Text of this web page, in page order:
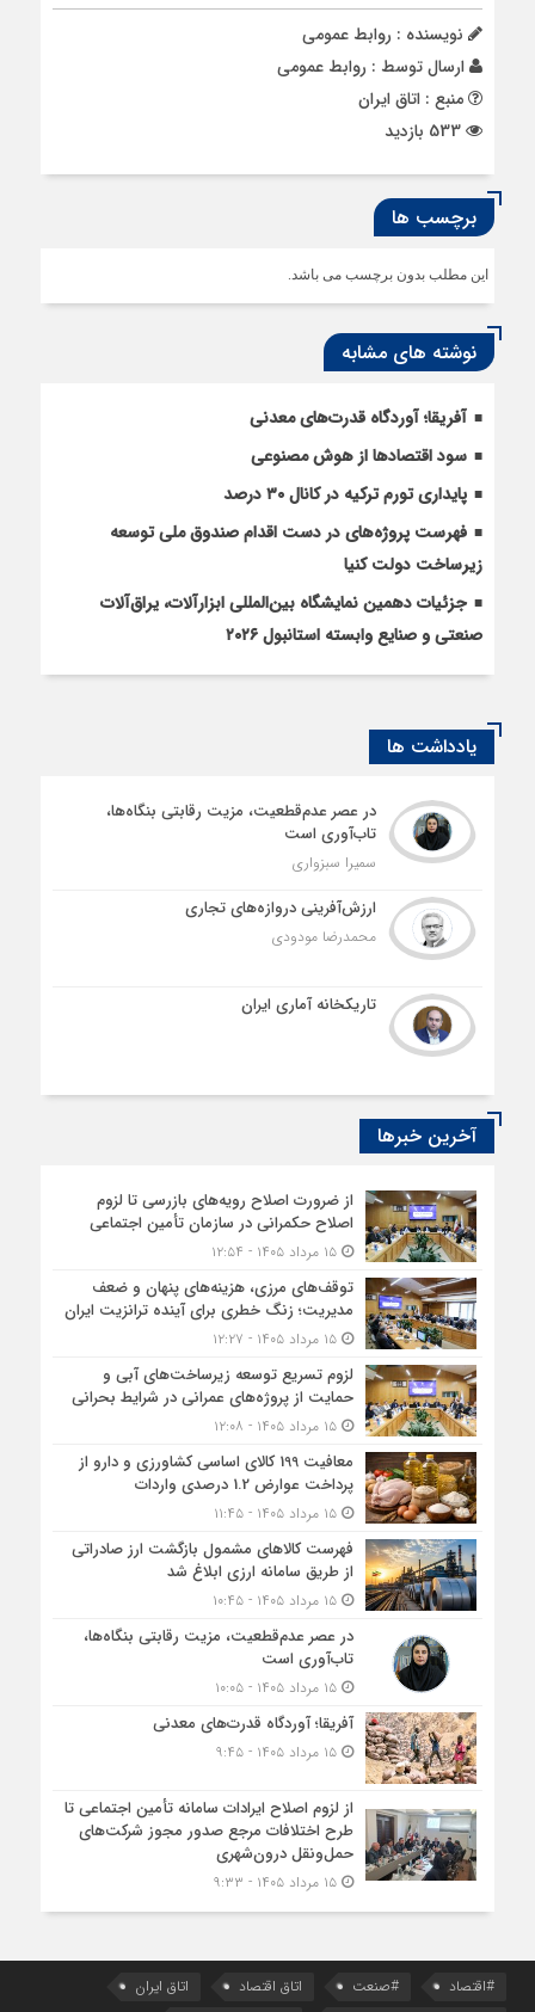
نویسنده : روابط عمومی
ارسال توسط : روابط عمومی
منبع : اتاق ایران
برچسب ها
این مطلب بدون برچسب می باشد.
نوشته های مشابه
آفریقا؛ آوردگاه قدرت‌های معدنی
سود اقتصاد‌ها از هوش مصنوعی
پایداری تورم ترکیه در کانال ۳۰ درصد
فهرست پروژه‌های در دست اقدام صندوق ملی توسعه
زیرساخت دولت کنیا
جزئیات دهمین نمایشگاه بین‌المللی ابزارآلات، یراق‌آلات
صنعتی و صنایع وابسته استانبول ۲۰۲۶
یادداشت ها
در عصر عدم‌قطعیت، مزیت رقابتی بنگاه‌ها،
تاب‌آوری است
سمیرا سبزواری
ارزش‌آفرینی دروازه‌های تجاری
محمدرضا مودودی
تاریکخانه آماری ایران
آخرین خبرها
از ضرورت اصلاح رویه‌های بازرسی تا لزوم
اصلاح حکمرانی در سازمان تأمین اجتماعی
۱۵ مرداد ۱۴۰۵ - ۱۲:۵۴
توقف‌های مرزی، هزینه‌های پنهان و ضعف
مدیریت؛ زنگ خطری برای آینده ترانزیت ایران
۱۵ مرداد ۱۴۰۵ - ۱۲:۲۷
لزوم تسریع توسعه زیرساخت‌های آبی و
حمایت از پروژه‌های عمرانی در شرایط بحرانی
۱۵ مرداد ۱۴۰۵ - ۱۲:۰۸
معافیت 199 کالای اساسی کشاورزی و دارو از
پرداخت عوارض 1.2 درصدی واردات
۱۵ مرداد ۱۴۰۵ - ۱۱:۴۵
فهرست کالاهای مشمول بازگشت ارز صادراتی
از طریق سامانه ارزی ابلاغ شد
۱۵ مرداد ۱۴۰۵ - ۱۰:۴۵
در عصر عدم‌قطعیت، مزیت رقابتی بنگاه‌ها،
تاب‌آوری است
۱۵ مرداد ۱۴۰۵ - ۱۰:۰۵
آفریقا؛ آوردگاه قدرت‌های معدنی
۱۵ مرداد ۱۴۰۵ - ۹:۴۵
از لزوم اصلاح ایرادات سامانه تأمین اجتماعی تا
طرح اختلافات مرجع صدور مجوز شرکت‌های
حمل‌ونقل درون‌شهری
۱۵ مرداد ۱۴۰۵ - ۹:۳۳
#اقتصاد #صنعت اتاق اقتصاد
اتاق ایران